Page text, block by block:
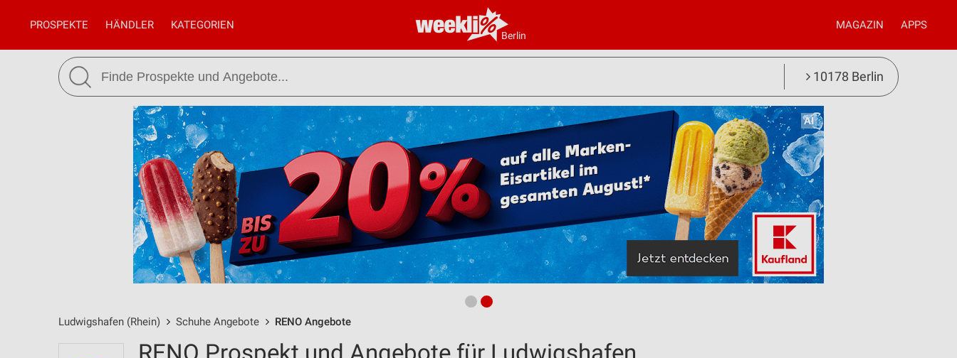
Berlin
PROSPEKTE HÄNDLER KATEGORIEN MAGAZIN APPS
10178 Berlin
Ludwigshafen (Rhein) Schuhe Angebote RENO Angebote